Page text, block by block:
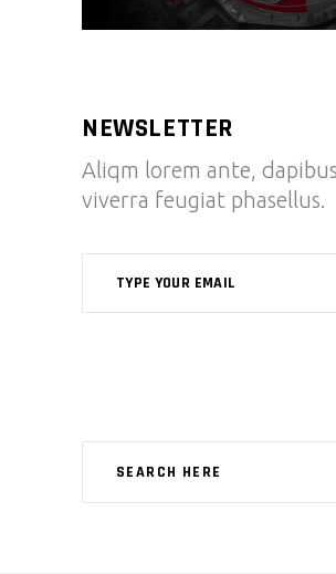
NEWSLETTER
Aliqm lorem ante,
viverra feugiat phasellus.